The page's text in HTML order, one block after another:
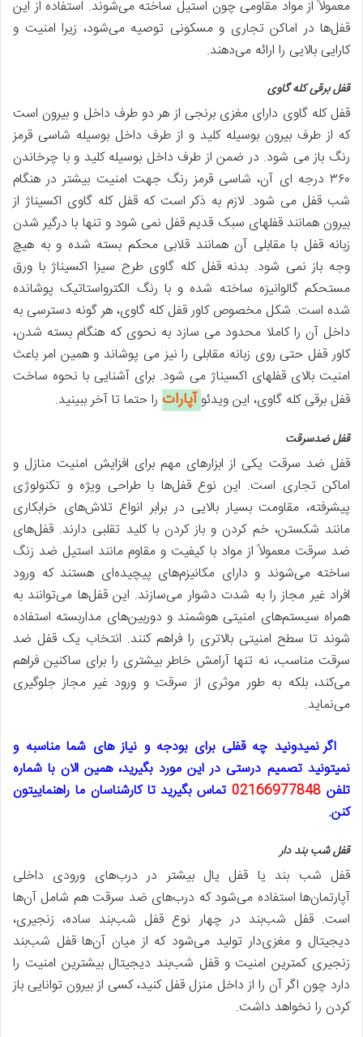
معمولاً از مواد مقاومی چون استیل ساخته می‌شوند. استفاده از این
قفل‌ها در اماکن تجاری و مسکونی توصیه می‌شود، زیرا امنیت و
کارایی بالایی را ارائه می‌دهند.
قفل برقی کله گاوی
قفل کله گاوی دارای مغزی برنجی از هر دو طرف داخل و بیرون است
که از طرف بیرون بوسیله کلید و از طرف داخل بوسیله شاسی قرمز
رنگ باز می شود. در ضمن از طرف داخل بوسیله کلید و با چرخاندن
۳۶۰ درجه ای آن، شاسی قرمز رنگ جهت امنیت بیشتر در هنگام
شب قفل می شود. لازم به ذکر است که قفل کله گاوی اکسیناژ از
بیرون همانند قفلهای سبک قدیم قفل نمی شود و تنها با درگیر شدن
زبانه قفل با مقابلی آن همانند قلابی محکم بسته شده و به هیچ
وجه باز نمی شود. بدنه قفل کله گاوی طرح سیزا اکسیناژ با ورق
مستحکم گالوانیزه ساخته شده و با رنگ الکترواستاتیک پوشانده
شده است. شکل مخصوص کاور قفل کله گاوی، هر گونه دسترسی به
داخل آن را کاملا محدود می سازد به نحوی که هنگام بسته شدن،
کاور قفل حتی روی زبانه مقابلی را نیز می پوشاند و همین امر باعث
امنیت بالای قفلهای اکسیناژ می شود. برای آشنایی با نحوه ساخت
قفل برقی کله گاوی، این ویدئوآپارات را حتما تا آخر ببینید.
قفل ضدسرقت
قفل ضد سرقت یکی از ابزارهای مهم برای افزایش امنیت منازل و
اماکن تجاری است. این نوع قفل‌ها با طراحی ویژه و تکنولوژی
پیشرفته، مقاومت بسیار بالایی در برابر انواع تلاش‌های خرابکاری
مانند شکستن، خم کردن و باز کردن با کلید تقلبی دارند. قفل‌های
ضد سرقت معمولاً از مواد با کیفیت و مقاوم مانند استیل ضد زنگ
ساخته می‌شوند و دارای مکانیزم‌های پیچیده‌ای هستند که ورود
افراد غیر مجاز را به شدت دشوار می‌سازند. این قفل‌ها می‌توانند به
همراه سیستم‌های امنیتی هوشمند و دوربین‌های مداربسته استفاده
شوند تا سطح امنیتی بالاتری را فراهم کنند. انتخاب یک قفل ضد
سرقت مناسب، نه تنها آرامش خاطر بیشتری را برای ساکنین فراهم
می‌کند، بلکه به طور موثری از سرقت و ورود غیر مجاز جلوگیری
می‌نماید.
اگر نمیدونید چه قفلی برای بودجه و نیاز های شما مناسبه و
نمیتونید تصمیم درستی در این مورد بگیرید، همین الان با شماره
تلفن 02166977848تماس بگیرید تا کارشناسان ما راهنماییتون
کنن.
قفل شب بند دار
قفل شب بند یا قفل یال بیشتر در درب‌های ورودی داخلی
آپارتمان‌ها استفاده می‌شود که درب‌های ضد سرقت هم شامل آن‌ها
است. قفل شب‌بند در چهار نوع قفل شب‌بند ساده، زنجیری،
دیجیتال و مغزی‌دار تولید می‌شود که از میان آن‌ها قفل شب‌بند
زنجیری کمترین امنیت و قفل شب‌بند دیجیتال بیشترین امنیت را
دارد چون اگر آن را از داخل منزل قفل کنید، کسی از بیرون توانایی باز
کردن را نخواهد داشت.